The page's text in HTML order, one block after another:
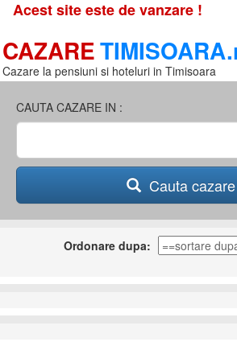
Acest site este de vanzare !
CAZARE
Cazare la pensiuni si hoteluri in Timisoara
CAUTA CAZARE IN :
Cauta cazare
Ordonare dupa: